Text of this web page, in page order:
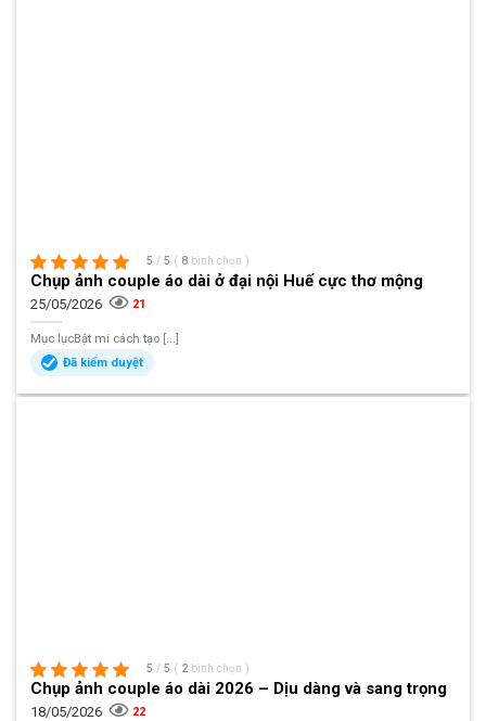
5 / 5 ( 8 bình chọn )
Chụp ảnh couple áo dài ở đại nội Huế cực thơ mộng
25/05/2026 21
Mục lụcBật mí cách tạo [...]
Đã kiểm duyệt
5 / 5 ( 2 bình chọn )
Chụp ảnh couple áo dài 2026 – Dịu dàng và sang trọng
18/05/2026 22